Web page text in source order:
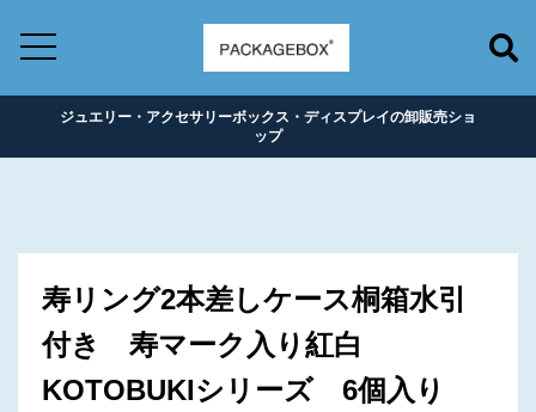
ジュエリー・アクセサリーボックス・ディスプレイの卸販売ショ
ップ
寿リング2本差しケース桐箱水引
付き 寿マーク入り紅白
KOTOBUKIシリーズ 6個入り